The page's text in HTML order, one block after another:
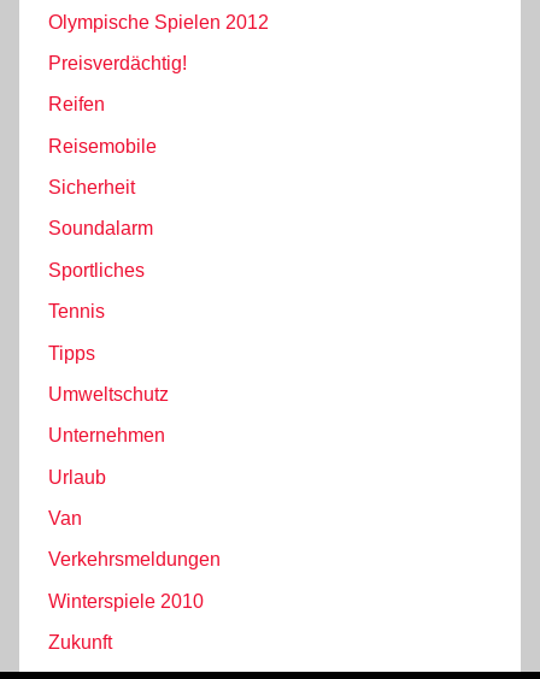
Olympische Spielen 2012
Preisverdächtig!
Reifen
Reisemobile
Sicherheit
Soundalarm
Sportliches
Tennis
Tipps
Umweltschutz
Unternehmen
Urlaub
Van
Verkehrsmeldungen
Winterspiele 2010
Zukunft